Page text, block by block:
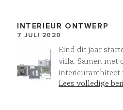
INTERIEUR ONTWERP
7 JULI 2020
Eind dit jaar
villa. Samen met
interieurarchitect
inrichtingsplan.
Lees volledige